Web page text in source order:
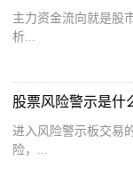
主力资金流向就是股
析...
进入风险警示板交易
险，...